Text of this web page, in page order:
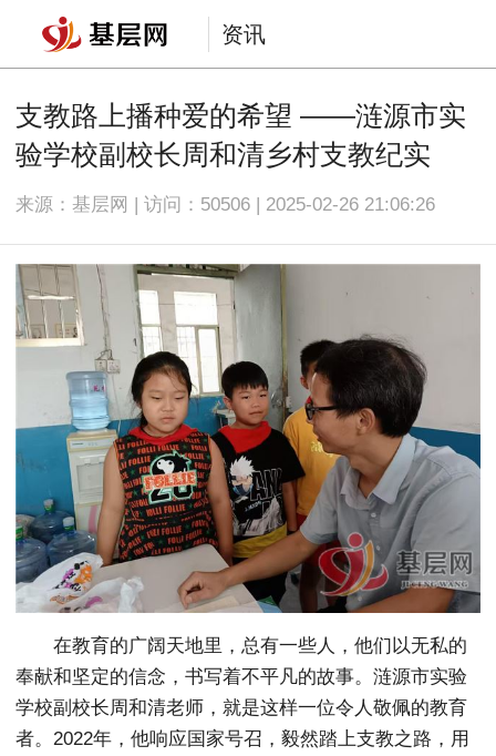
资讯
支教路上播种爱的希望 ——涟源市实
验学校副校长周和清乡村支教纪实
来源：基层网 | 访问： 50506 | 2025-02-26 21:06:26
在教育的广阔天地里，总有一些人，他们以无私的
奉献和坚定的信念，书写着不平凡的故事。涟源市实验
学校副校长周和清老师，就是这样一位令人敬佩的教育
者。2022年，他响应国家号召，毅然踏上支教之路，用